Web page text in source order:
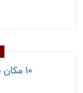
۱۰ مکان برتر گردشگری در سوئد